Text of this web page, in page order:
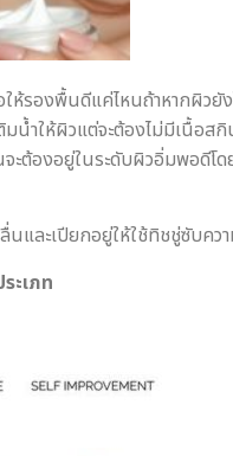
ห้รองพื้นดีแค่ไหนถ้าหากผิว
มน้ำให้ผิวแต่จะต้องไม่มีเนื้
ต้องอยู่ในระดับผิวอิ่มพอดีโด
นและเปียกอยู่ให้ใช้ทิชชู่ซับ
ะเภท